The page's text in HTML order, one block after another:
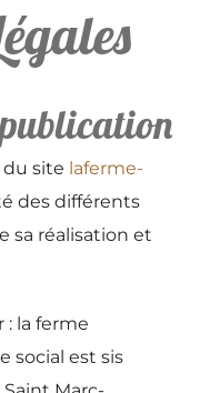
du site laferme-
des différents
sa réalisation et
: la ferme
social est sis